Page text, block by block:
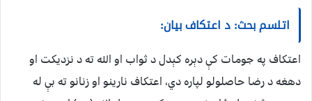
اتلسم بحث: د اعتکاف بیان:
اعتکاف په جومات کې دېره کېدل د ثواب او الله ته د نزدیکت او
دهغه د رضا حاصلولو لپاره دي، اعتکاف نارینو او زنانو ته بې له